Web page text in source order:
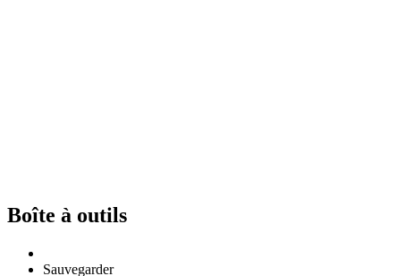
Boîte à outils
Sauvegarder